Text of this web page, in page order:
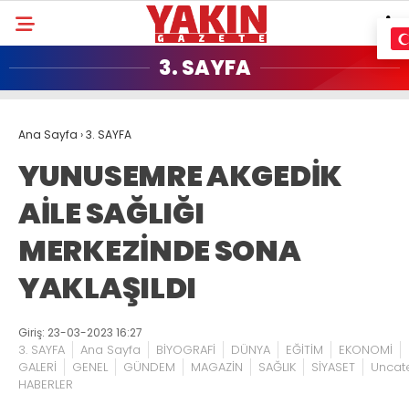
3. SAYFA
Ana Sayfa ›3. SAYFA
YUNUSEMRE AKGEDİK
AİLE SAĞLIĞI
MERKEZİNDE SONA
YAKLAŞILDI
Giriş: 23-03-2023 16:27
3. SAYFA Ana Sayfa BİYOGRAFİ DÜNYA EĞİTİM EKONOMİ
GALERİ
GENEL GÜNDEM MAGAZİN SAĞLIK SİYASET
HABERLER